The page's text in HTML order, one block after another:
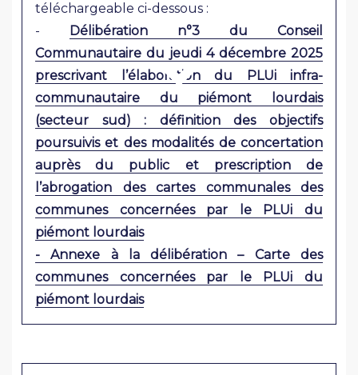
téléchargeable ci-dessous :
-
Délibération n°3 du Conseil
Communautaire du jeudi 4 décembre 2025
prescrivant l’élaboration du PLUi infra-
communautaire du piémont lourdais
(secteur sud) : définition des objectifs
poursuivis et des modalités de concertation
auprès du public et prescription de
l’abrogation des cartes communales des
communes concernées par le PLUi du
piémont lourdais
- Annexe à la délibération – Carte des
communes concernées par le PLUi du
piémont lourdais